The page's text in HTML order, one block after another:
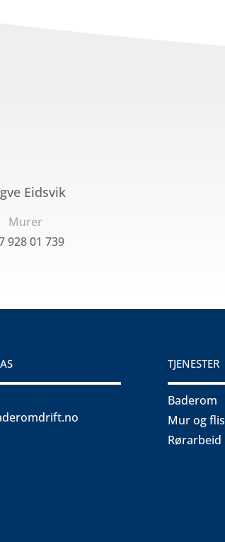
Eidsvik
Murer
928 01 739
TJENESTER
Baderom
Mur og
Rørarbeid